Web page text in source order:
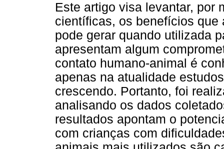
Este artigo visa levantar, por
científicas, os benefícios que
pode gerar quando utilizada
apresentam algum
contato humano-animal é
apenas na atualidade
crescendo. Portanto, foi
analisando os dados
resultados apontam o
com crianças com